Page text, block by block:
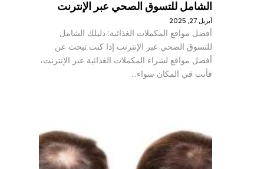
الشامل للتسوق الصحي عبر الإنترنت
أبريل 27, 2025
أفضل مواقع المكملات الغذائية: دليلك الشامل
للتسوق الصحي عبر الإنترنت إذا كنت تبحث عن
أفضل مواقع لشراء المكملات الغذائية عبر الإنترنت،
فأنت في المكان سواء…